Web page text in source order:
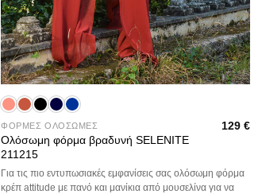
+
ΦΟΡΜΕΣ ΟΛΟΣΩΜΕΣ
Ολόσωμη φόρμα βραδυνή SELENITE
211215
129€
Για τις πιο εντυπωσιακές εμφανίσεις σας ολόσωμη φόρμα
κρέπ attitude με πανό και μανίκια από μουσελίνα για να